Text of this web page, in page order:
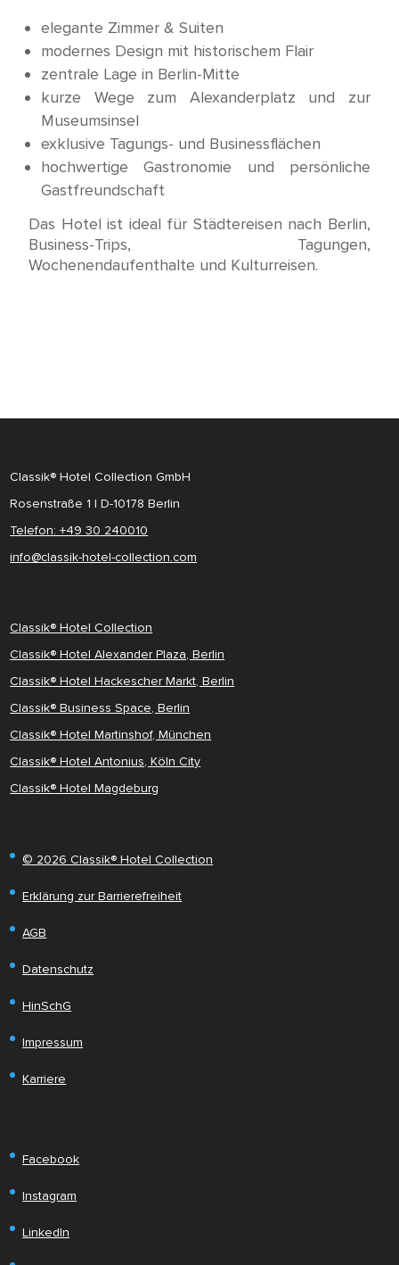
elegante Zimmer & Suiten
modernes Design mit historischem Flair
zentrale Lage in Berlin-Mitte
kurze Wege zum Alexanderplatz und zur
Museumsinsel
exklusive Tagungs- und Businessflächen
hochwertige Gastronomie und persönliche
Gastfreundschaft
Das Hotel ist ideal für Städtereisen nach Berlin,
Business-Trips, Tagungen,
Wochenendaufenthalte und Kulturreisen.
Classik® Hotel Collection GmbH
Rosenstraße 1 | D-10178 Berlin
Telefon: +49 30 240010
info@classik-hotel-collection.com
Classik® Hotel Collection
Classik® Hotel Alexander Plaza, Berlin
Classik® Hotel Hackescher Markt, Berlin
Classik® Business Space, Berlin
Classik® Hotel Martinshof, München
Classik® Hotel Antonius, Köln City
Classik® Hotel Magdeburg
© 2026 Classik® Hotel Collection
Erklärung zur Barrierefreiheit
AGB
Datenschutz
HinSchG
Impressum
Karriere
Facebook
Instagram
LinkedIn